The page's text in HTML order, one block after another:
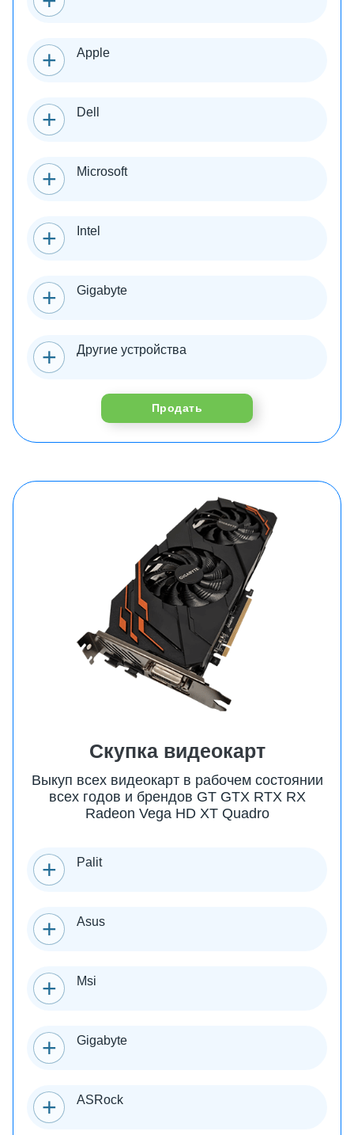
Apple
Dell
Microsoft
Intel
Gigabyte
Другие устройства
Продать
Скупка видеокарт
Выкуп всех видеокарт в рабочем состоянии
всех годов и брендов GT GTX RTX RX
Radeon Vega HD XT Quadro
Palit
Asus
Msi
Gigabyte
ASRock